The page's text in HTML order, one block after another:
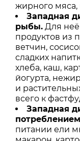
жирного мяса,
Западная
рыбы. Для
продуктов из
ветчин,
сладких
хлеба, каш,
йогурта,
и
всего к
Западная
питании ели